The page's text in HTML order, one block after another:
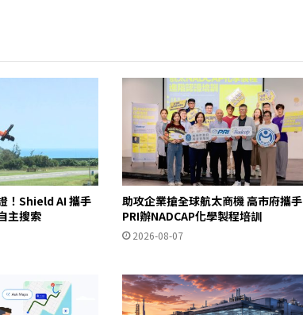
！Shield AI 攜手
主搜索
助攻企業搶全球航太商機 高市府攜手
PRI辦NADCAP化學製程培訓
2026-08-07